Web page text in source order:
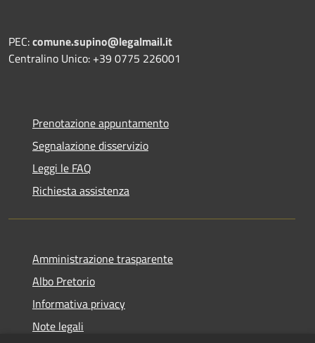
PEC:comune.supino@legalmail.it
Centralino Unico: +39 0775 226001
Prenotazione appuntamento
Segnalazione disservizio
Leggi le FAQ
Richiesta assistenza
Amministrazione trasparente
Albo Pretorio
Informativa privacy
Note legali